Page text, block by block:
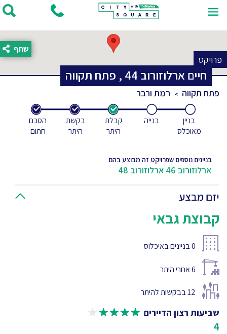
פרויקט
חיים ארלוזורוב 44
, פתח תקווה
שתף
פתח תקווה רמת ורבר
בניין
מאוכלס
בנייה
קבלת
היתר
בקשת
היתר
הסכם
חתום
בניינים נוספים שפרויקט זה מבוצע בהם
ארלוזורוב 46 ארלוזורוב 48
יזם מבצע
קבוצת גבאי
0בניינים באיכלוס
6אחרי היתר
12בבקשות להיתר
שביעות רצון הדיירים
4